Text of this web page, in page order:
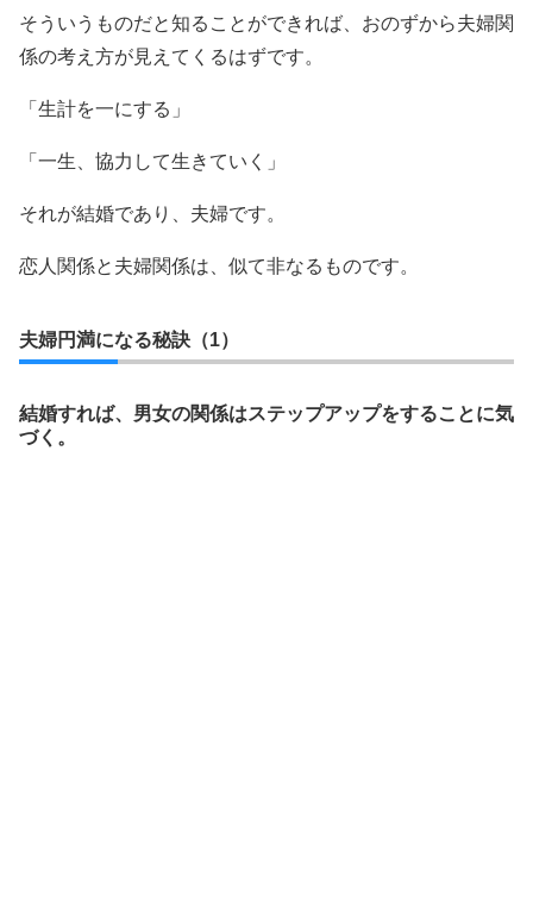
そういうものだと知ることができれば、おのずから夫婦関
係の考え方が見えてくるはずです。
「生計を一にする」
「一生、協力して生きていく」
それが結婚であり、夫婦です。
恋人関係と夫婦関係は、似て非なるものです。
夫婦円満になる秘訣（1）
結婚すれば、男女の関係はステップアップをすることに気
づく。